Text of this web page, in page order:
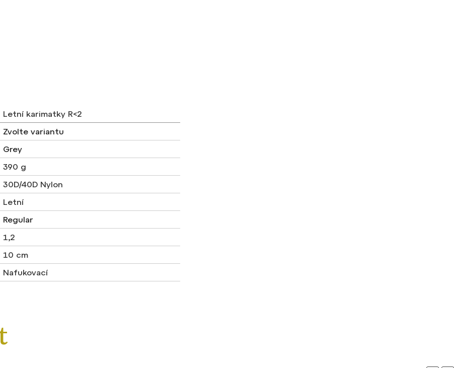
Letní karimatky R<2
Zvolte variantu
Grey
390 g
30D/40D Nylon
Letní
Regular
1,2
10 cm
Nafukovací